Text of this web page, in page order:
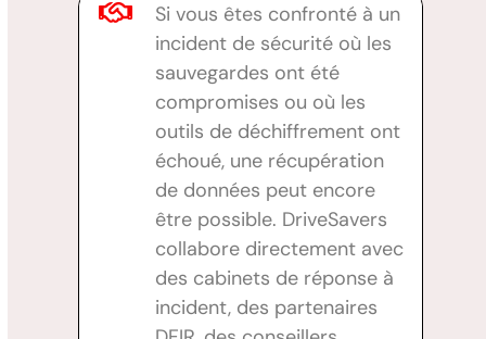
Si vous êtes confronté à un
incident de sécurité où les
sauvegardes ont été
compromises ou où les
outils de déchiffrement ont
échoué, une récupération
de données peut encore
être possible. DriveSavers
collabore directement avec
des cabinets de réponse à
incident, des partenaires